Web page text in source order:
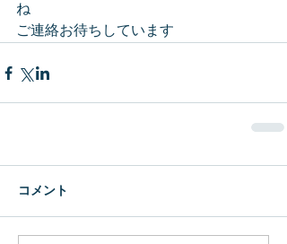
ね
ご連絡お待ちしています
コメント